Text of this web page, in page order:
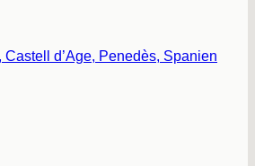
d’Age, Penedès, Spanien